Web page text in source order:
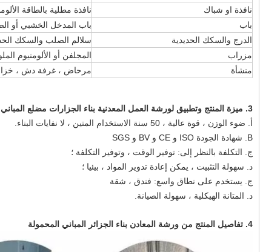
نافذة او شباك
نافذة مطلية بالطاقة
باب
باب المدخل الخشبي أو
الدرج والسكك الحديدية
سلالم الصلب والسكك
مزراب
المجلفن أو الألومنيوم
منشأة
مرحاض ، غرفة دش ،
3. ميزة المنتج وتطبيق لورشة العمل المعدنية بناء الجزارات مضلع المباني المحمولة
أ. ضوء الوزن ، قوة عالية ، 50 سنة الاستخدام المتين ، لا نفايات البناء.
B. شهادة الجودة ISO و CE و BV و SGS
ج. التكلفة بالنظر إلى: توفير الوقت ، وتوفير التكلفة ؛
د. سهولة التثبيت ، يمكن إعادة تدوير المواد ، بيئيا ؛
ج. يستخدم على نطاق واسع: فندق ، شقة
د. المتانة الهيكلية ، سهولة الصيانة.
4. تفاصيل المنتج من ورشة المعادن بناء الجزائر المباني المحمولة